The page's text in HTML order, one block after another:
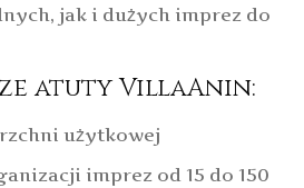
jak i dużych imprez do
atuty VillaAnin:
użytkowej
imprez od 15 do 150